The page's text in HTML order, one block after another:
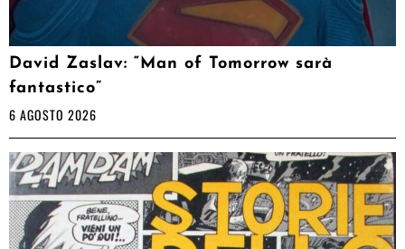
David Zaslav: “Man of Tomorrow sarà
fantastico”
6 AGOSTO 2026